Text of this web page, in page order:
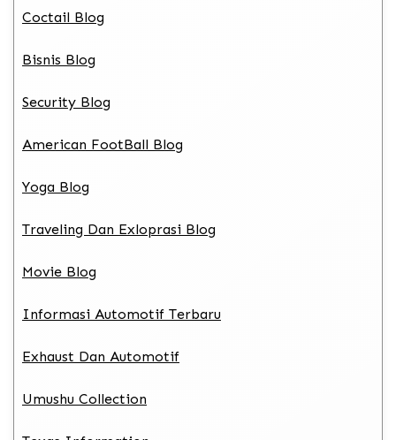
Coctail Blog
Bisnis Blog
Security Blog
American FootBall Blog
Yoga Blog
Traveling Dan Exloprasi Blog
Movie Blog
Informasi Automotif Terbaru
Exhaust Dan Automotif
Umushu Collection